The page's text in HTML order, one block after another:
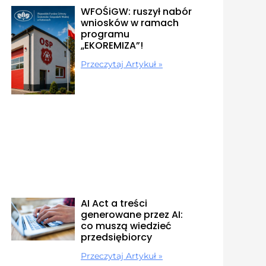
WFOŚiGW: ruszył nabór
wniosków w ramach
programu
„EKOREMIZA”!
Przeczytaj Artykuł »
AI Act a treści
generowane przez AI:
co muszą wiedzieć
przedsiębiorcy
Przeczytaj Artykuł »